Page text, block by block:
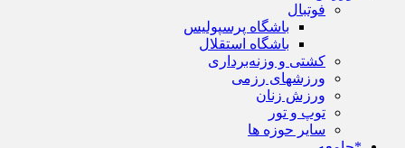
فوتبال
باشگاه پرسپولیس
باشگاه استقلال
کشتی و وزنه‌برداری
ورزشهای رزمی
ورزش زنان
توپ و تور
سایر حوزه ها